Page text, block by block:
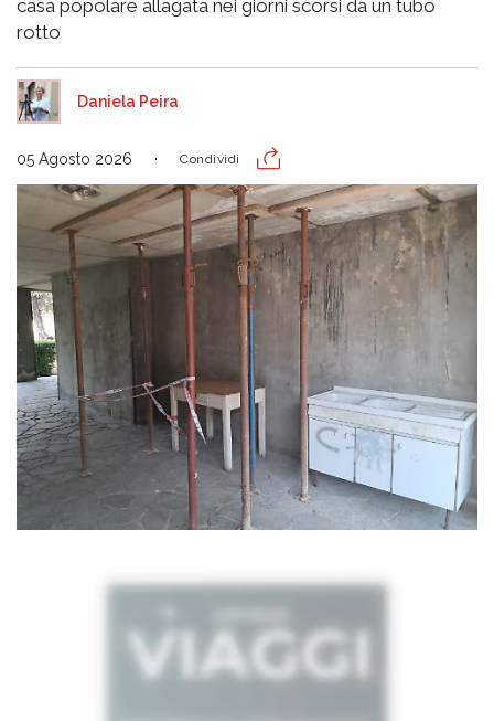
casa popolare allagata nei giorni scorsi da un tubo
rotto
Daniela Peira
05 Agosto 2026 Condividi